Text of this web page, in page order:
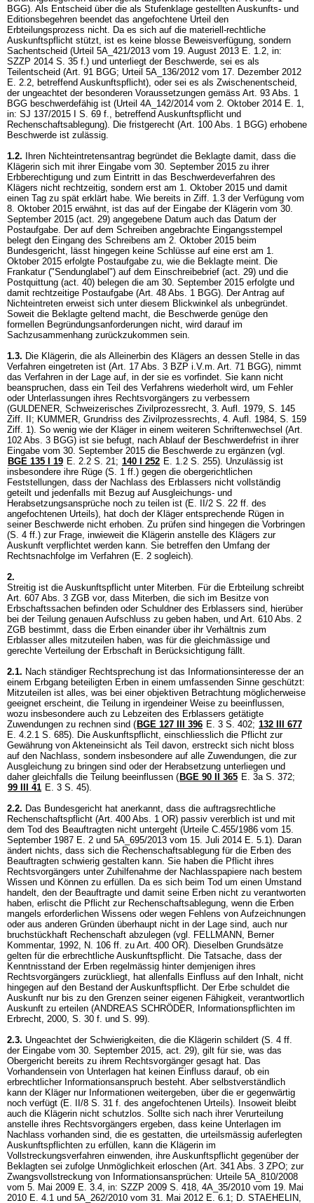
BGG). Als Entscheid über die als Stufenklage gestellten Auskunfts- und
Editionsbegehren beendet das angefochtene Urteil den
Erbteilungsprozess nicht. Da es sich auf die materiell-rechtliche
Auskunftspflicht stützt, ist es keine blosse Beweisverfügung, sondern
Sachentscheid (Urteil 5A_421/2013 vom 19. August 2013 E. 1.2, in:
SZZP 2014 S. 35 f.) und unterliegt der Beschwerde, sei es als
Teilentscheid (Art. 91 BGG; Urteil 5A_136/2012 vom 17. Dezember 2012
E. 2.2, betreffend Auskunftspflicht), oder sei es als Zwischenentscheid,
der ungeachtet der besonderen Voraussetzungen gemäss Art. 93 Abs. 1
BGG beschwerdefähig ist (Urteil 4A_142/2014 vom 2. Oktober 2014 E. 1,
in: SJ 137/2015 I S. 69 f., betreffend Auskunftspflicht und
Rechenschaftsablegung). Die fristgerecht (Art. 100 Abs. 1 BGG) erhobene
Beschwerde ist zulässig.
1.2. Ihren Nichteintretensantrag begründet die Beklagte damit, dass die
Klägerin sich mit ihrer Eingabe vom 30. September 2015 zu ihrer
Erbberechtigung und zum Eintritt in das Beschwerdeverfahren des
Klägers nicht rechtzeitig, sondern erst am 1. Oktober 2015 und damit
einen Tag zu spät erklärt habe. Wie bereits in Ziff. 1.3 der Verfügung vom
8. Oktober 2015 erwähnt, ist das auf der Eingabe der Klägerin vom 30.
September 2015 (act. 29) angegebene Datum auch das Datum der
Postaufgabe. Der auf dem Schreiben angebrachte Eingangsstempel
belegt den Eingang des Schreibens am 2. Oktober 2015 beim
Bundesgericht, lässt hingegen keine Schlüsse auf eine erst am 1.
Oktober 2015 erfolgte Postaufgabe zu, wie die Beklagte meint. Die
Frankatur ("Sendunglabel") auf dem Einschreibebrief (act. 29) und die
Postquittung (act. 40) belegen die am 30. September 2015 erfolgte und
damit rechtzeitige Postaufgabe (Art. 48 Abs. 1 BGG). Der Antrag auf
Nichteintreten erweist sich unter diesem Blickwinkel als unbegründet.
Soweit die Beklagte geltend macht, die Beschwerde genüge den
formellen Begründungsanforderungen nicht, wird darauf im
Sachzusammenhang zurückzukommen sein.
1.3. Die Klägerin, die als Alleinerbin des Klägers an dessen Stelle in das
Verfahren eingetreten ist (Art. 17 Abs. 3 BZP i.V.m. Art. 71 BGG), nimmt
das Verfahren in der Lage auf, in der sie es vorfindet. Sie kann nicht
beanspruchen, dass ein Teil des Verfahrens wiederholt wird, um Fehler
oder Unterlassungen ihres Rechtsvorgängers zu verbessern
(GULDENER, Schweizerisches Zivilprozessrecht, 3. Aufl. 1979, S. 145
Ziff. II; KUMMER, Grundriss des Zivilprozessrechts, 4. Aufl. 1984, S. 159
Ziff. 1). So wenig wie der Kläger in einem weiteren Schriftenwechsel (Art.
102 Abs. 3 BGG) ist sie befugt, nach Ablauf der Beschwerdefrist in ihrer
Eingabe vom 30. September 2015 die Beschwerde zu ergänzen (vgl.
BGE 135 I 19 E. 2.2 S. 21; 140 I 252 E. 1.2 S. 255). Unzulässig ist
insbesondere ihre Rüge (S. 1 ff.) gegen die obergerichtlichen
Feststellungen, dass der Nachlass des Erblassers nicht vollständig
geteilt und jedenfalls mit Bezug auf Ausgleichungs- und
Herabsetzungsansprüche noch zu teilen ist (E. II/2 S. 22 ff. des
angefochtenen Urteils), hat doch der Kläger entsprechende Rügen in
seiner Beschwerde nicht erhoben. Zu prüfen sind hingegen die Vorbringen
(S. 4 ff.) zur Frage, inwieweit die Klägerin anstelle des Klägers zur
Auskunft verpflichtet werden kann. Sie betreffen den Umfang der
Rechtsnachfolge im Verfahren (E. 2 sogleich).
2.
Streitig ist die Auskunftspflicht unter Miterben. Für die Erbteilung schreibt
Art. 607 Abs. 3 ZGB vor, dass Miterben, die sich im Besitze von
Erbschaftssachen befinden oder Schuldner des Erblassers sind, hierüber
bei der Teilung genauen Aufschluss zu geben haben, und Art. 610 Abs. 2
ZGB bestimmt, dass die Erben einander über ihr Verhältnis zum
Erblasser alles mitzuteilen haben, was für die gleichmässige und
gerechte Verteilung der Erbschaft in Berücksichtigung fällt.
2.1. Nach ständiger Rechtsprechung ist das Informationsinteresse der an
einem Erbgang beteiligten Erben in einem umfassenden Sinne geschützt:
Mitzuteilen ist alles, was bei einer objektiven Betrachtung möglicherweise
geeignet erscheint, die Teilung in irgendeiner Weise zu beeinflussen,
wozu insbesondere auch zu Lebzeiten des Erblassers getätigte
Zuwendungen zu rechnen sind ( BGE 127 III 396 E. 3 S. 402; 132 III 677
E. 4.2.1 S. 685). Die Auskunftspflicht, einschliesslich die Pflicht zur
Gewährung von Akteneinsicht als Teil davon, erstreckt sich nicht bloss
auf den Nachlass, sondern insbesondere auf alle Zuwendungen, die zur
Ausgleichung zu bringen sind oder der Herabsetzung unterliegen und
daher gleichfalls die Teilung beeinflussen ( BGE 90 II 365 E. 3a S. 372;
99 III 41 E. 3 S. 45).
2.2. Das Bundesgericht hat anerkannt, dass die auftragsrechtliche
Rechenschaftspflicht (Art. 400 Abs. 1 OR) passiv vererblich ist und mit
dem Tod des Beauftragten nicht untergeht (Urteile C.455/1986 vom 15.
September 1987 E. 2 und 5A_695/2013 vom 15. Juli 2014 E. 5.1). Daran
ändert nichts, dass sich die Rechenschaftsablegung für die Erben des
Beauftragten schwierig gestalten kann. Sie haben die Pflicht ihres
Rechtsvorgängers unter Zuhilfenahme der Nachlasspapiere nach bestem
Wissen und Können zu erfüllen. Da es sich beim Tod um einen Umstand
handelt, den der Beauftragte und damit seine Erben nicht zu verantworten
haben, erlischt die Pflicht zur Rechenschaftsablegung, wenn die Erben
mangels erforderlichen Wissens oder wegen Fehlens von Aufzeichnungen
oder aus anderen Gründen überhaupt nicht in der Lage sind, auch nur
bruchstückhaft Rechenschaft abzulegen (vgl. FELLMANN, Berner
Kommentar, 1992, N. 106 ff. zu Art. 400 OR). Dieselben Grundsätze
gelten für die erbrechtliche Auskunftspflicht. Die Tatsache, dass der
Kenntnisstand der Erben regelmässig hinter demjenigen ihres
Rechtsvorgängers zurückliegt, hat allenfalls Einfluss auf den Inhalt, nicht
hingegen auf den Bestand der Auskunftspflicht. Der Erbe schuldet die
Auskunft nur bis zu den Grenzen seiner eigenen Fähigkeit, verantwortlich
Auskunft zu erteilen (ANDREAS SCHRÖDER, Informationspflichten im
Erbrecht, 2000, S. 30 f. und S. 99).
2.3. Ungeachtet der Schwierigkeiten, die die Klägerin schildert (S. 4 ff.
der Eingabe vom 30. September 2015, act. 29), gilt für sie, was das
Obergericht bereits zu ihrem Rechtsvorgänger gesagt hat. Das
Vorhandensein von Unterlagen hat keinen Einfluss darauf, ob ein
erbrechtlicher Informationsanspruch besteht. Aber selbstverständlich
kann der Kläger nur Informationen weitergeben, über die er gegenwärtig
noch verfügt (E. II/8 S. 31 f. des angefochtenen Urteils). Insoweit bleibt
auch die Klägerin nicht schutzlos. Sollte sich nach ihrer Verurteilung
anstelle ihres Rechtsvorgängers ergeben, dass keine Unterlagen im
Nachlass vorhanden sind, die es gestatten, die urteilsmässig auferlegten
Auskunftspflichten zu erfüllen, kann die Klägerin im
Vollstreckungsverfahren einwenden, ihre Auskunftspflicht gegenüber der
Beklagten sei zufolge Unmöglichkeit erloschen (Art. 341 Abs. 3 ZPO; zur
Zwangsvollstreckung von Informationsansprüchen: Urteile 5A_810/2008
vom 5. Mai 2009 E. 3.4, in: SZZP 2009 S. 418, 4A_35/2010 vom 19. Mai
2010 E. 4.1 und 5A_262/2010 vom 31. Mai 2012 E. 6.1; D. STAEHELIN,